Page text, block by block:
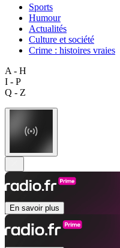
Sports
Humour
Actualités
Culture et société
Crime : histoires vraies
A - H
I - P
Q - Z
En savoir plus